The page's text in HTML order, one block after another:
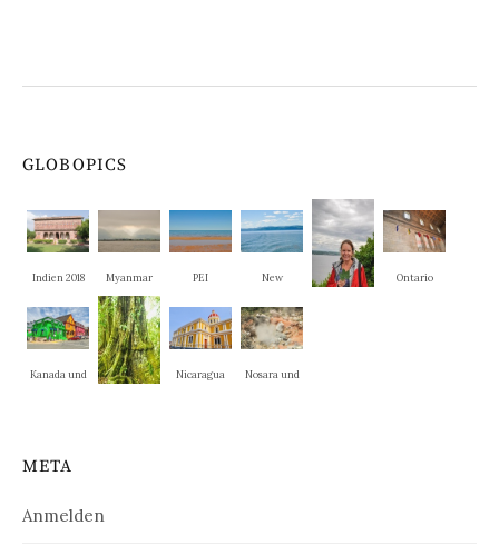
GLOBOPICS
Indien 2018 Myanmar PEI
New
Ontario
Kanada und
Nicaragua
Nosara und
META
Anmelden